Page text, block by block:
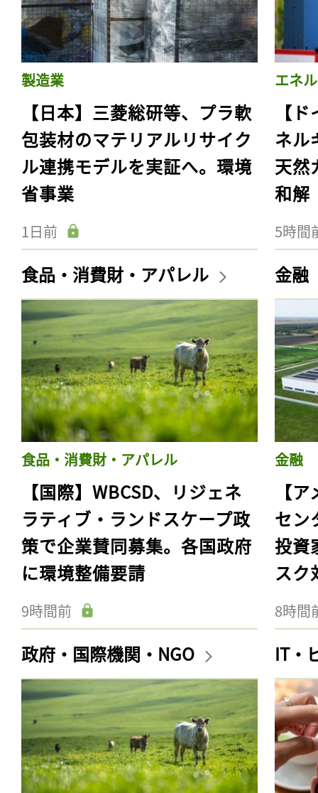
製造業
【日本】三菱総研等、プラ軟
包装材のマテリアルリサイク
ル連携モデルを実証へ。環境
省事業
1日前
エネ
【
ネル
天然
和解
5時間
食品・消費財・アパレル
食品・消費財・アパレル
【国際】WBCSD、リジェネ
ラティブ・ランドスケープ政
策で企業賛同募集。各国政府
に環境整備要請
9時間前
金融
金融
【
セン
投資
スク
8時間
政府・国際機関・NGO IT・